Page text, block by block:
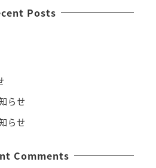
Posts
らせ
らせ
Comments